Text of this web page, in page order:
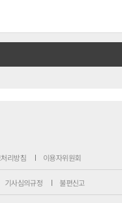
리방침 이용자위원회
기사심의규정 불편신고